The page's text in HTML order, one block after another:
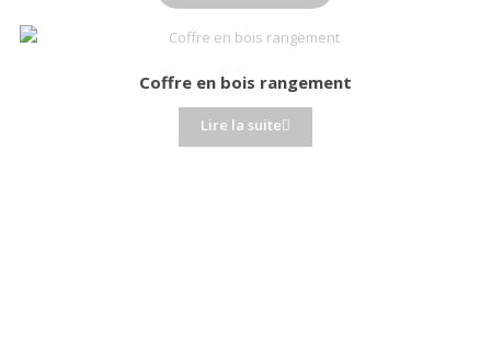
Coffre en bois rangement
Lire la suite